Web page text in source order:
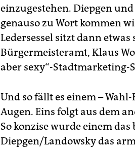
einzugestehen. Diepgen
genauso zu Wort kommen
Ledersessel sitzt dann
Bürgermeisteramt, Klaus
aber sexy“-Stadtmarketing-
Und so fällt es einem –
Augen. Eins folgt aus dem
So konzise wurde einem
Diepgen/Landowsky das